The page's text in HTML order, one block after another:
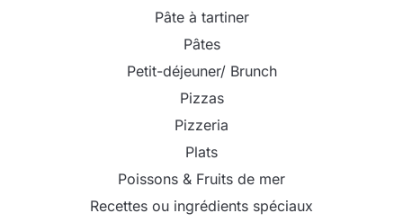
Pâte à tartiner
Pâtes
Petit-déjeuner/ Brunch
Pizzas
Pizzeria
Plats
Poissons & Fruits de mer
Recettes ou ingrédients spéciaux